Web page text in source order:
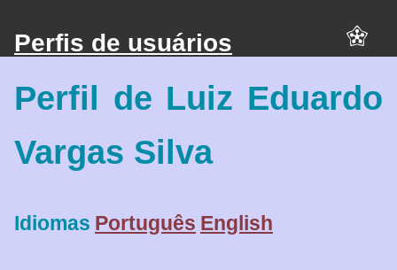
Perfis de usuários
Perfil de Luiz Eduardo
Vargas Silva
Idiomas Português English